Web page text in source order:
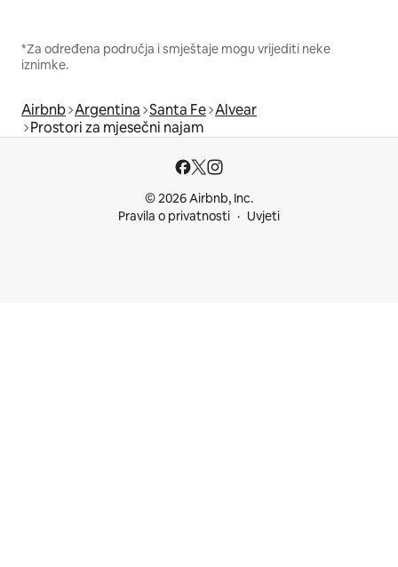
*Za određena područja i smještaje mogu vrijediti neke
iznimke.
Airbnb Argentina Santa Fe Alvear
Prostori za mjesečni najam
© 2026 Airbnb, Inc.
Pravila o privatnosti
Uvjeti